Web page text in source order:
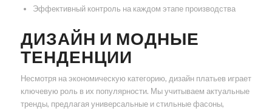
Эффективный контроль на каждом этапе производства
ДИЗАЙН И МОДНЫЕ
ТЕНДЕНЦИИ
Несмотря на экономическую категорию, дизайн платьев играет
ключевую роль в их популярности. Мы учитываем актуальные
тренды, предлагая универсальные и стильные фасоны,